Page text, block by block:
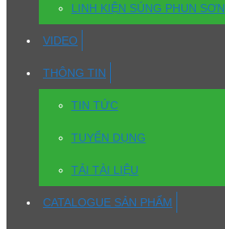
LINH KIỆN SÚNG PHUN SƠN
VIDEO
THÔNG TIN
TIN TỨC
TUYỂN DỤNG
TẢI TÀI LIỆU
CATALOGUE SẢN PHẨM